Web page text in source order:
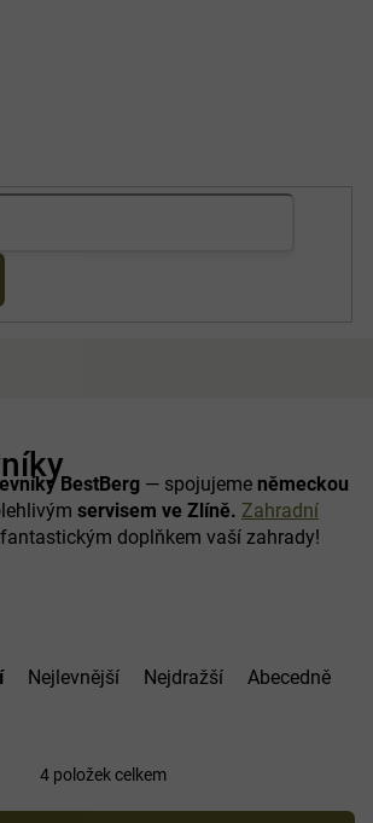
BestBerg — spojujeme německou
servisem ve Zlíně. Zahradní
doplňkem vaší zahrady!
Nejlevnější Nejdražší Abecedně
4položek celkem